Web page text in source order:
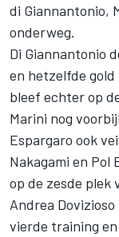
di Giannantonio,
onderweg.
Di Giannantonio
en hetzelfde gold
bleef echter op
Marini nog
Espargaro ook
Nakagami en Pol
op de zesde plek
Andrea Dovizioso
vierde training